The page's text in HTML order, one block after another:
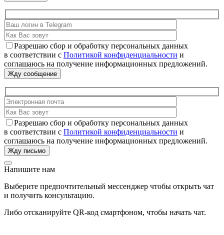
Разрешаю сбор и обработку персональных данных
в соответствии с Политикой конфиденциальности и
соглашаюсь на получение информационных предложений.
Разрешаю сбор и обработку персональных данных
в соответствии с Политикой конфиденциальности и
соглашаюсь на получение информационных предложений.
Напишите нам
Выберите предпочтительный мессенджер чтобы открыть чат
и получить консультацию.
Либо отсканируйте QR-код смартфоном, чтобы начать чат.